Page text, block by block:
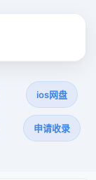
ios网盘
申请收录